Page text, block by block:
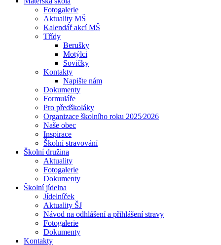
Fotogalerie
Aktuality MŠ
Kalendář akcí MŠ
Třídy
Berušky
Motýlci
Sovičky
Kontakty
Napište nám
Dokumenty
Formuláře
Pro předškoláky
Organizace školního roku 2025⁄2026
Naše obec
Inspirace
Školní stravování
Školní družina
Aktuality
Fotogalerie
Dokumenty
Školní jídelna
Jídelníček
Aktuality ŠJ
Návod na odhlášení a přihlášení stravy
Fotogalerie
Dokumenty
Kontakty